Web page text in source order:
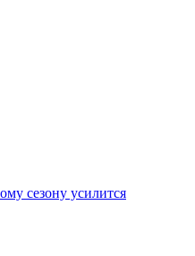
сезону усилится